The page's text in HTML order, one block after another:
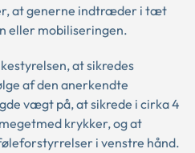
at generne indtræder i tæt
eller mobiliseringen.
at sikredes
af den anerkendte
vægt på, at sikrede i cirka 4
krykker, og at
i venstre hånd.